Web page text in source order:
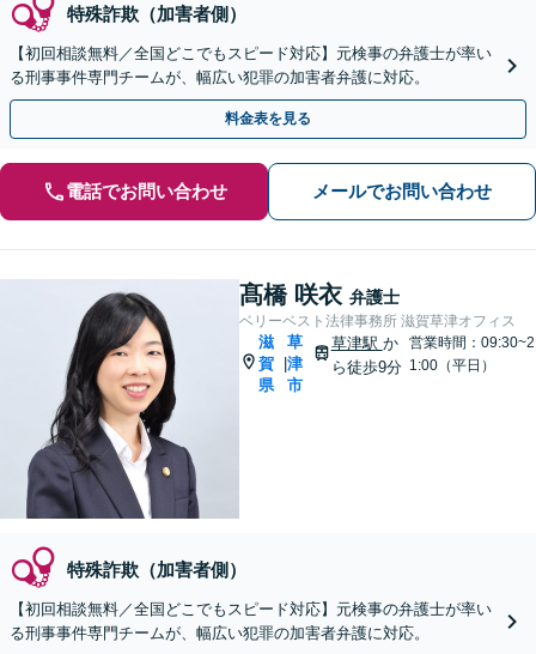
特殊詐欺（加害者側）
【初回相談無料／全国どこでもスピード対応】元検事の弁護士が率い
る刑事事件専門チームが、幅広い犯罪の加害者弁護に対応。
料金表を見る
電話でお問い合わせ メールでお問い合わせ
髙橋 咲衣 弁護士
ベリーベスト法律事務所 滋賀草津オフィス
滋
賀
県
草
津
市
草津駅 か
ら徒歩9分
営業時間：09:30~2
1:00（平日）
特殊詐欺（加害者側）
【初回相談無料／全国どこでもスピード対応】元検事の弁護士が率い
る刑事事件専門チームが、幅広い犯罪の加害者弁護に対応。